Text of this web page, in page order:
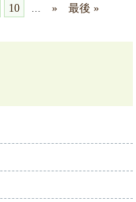
10 » 最後 »